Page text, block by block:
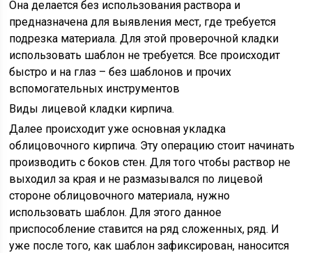
Она делается без использования раствора и
предназначена для выявления мест, где требуется
подрезка материала. Для этой проверочной кладки
использовать шаблон не требуется. Все происходит
быстро и на глаз – без шаблонов и прочих
вспомогательных инструментов
Виды лицевой кладки кирпича.
Далее происходит уже основная укладка
облицовочного кирпича. Эту операцию стоит начинать
производить с боков стен. Для того чтобы раствор не
выходил за края и не размазывался по лицевой
стороне облицовочного материала, нужно
использовать шаблон. Для этого данное
приспособление ставится на ряд сложенных, ряд. И
уже после того, как шаблон зафиксирован, наносится